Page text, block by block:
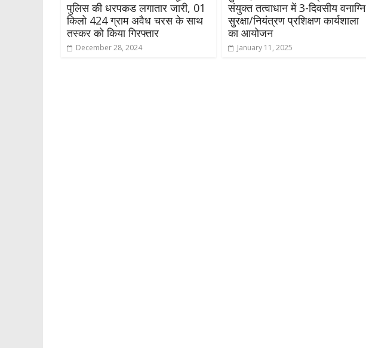
पुलिस की धरपकड लगातार जारी, 01
किलो 424 ग्राम अवैध चरस के साथ
तस्कर को किया गिरफ्तार
December 28, 2024
संयुक्त तत्वाधान में 3-दिवसीय वनाग्नि
सुरक्षा/नियंत्रण प्रशिक्षण कार्यशाला
का आयोजन
January 11, 2025